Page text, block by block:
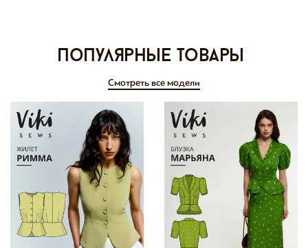
Популярные товары
Смотреть все модели